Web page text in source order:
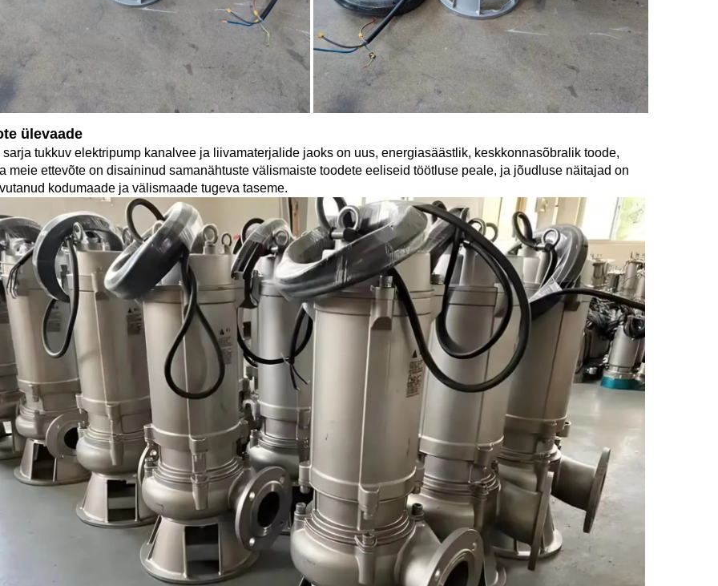
ülevaade
sarja tukkuv elektripump kanalvee ja liivamaterjalide jaoks on uus, energiasäästlik, keskkonnasõbralik toode,
meie ettevõte on disaininud samanähtuste välismaiste toodete eeliseid töötluse peale, ja jõudluse näitajad on
kodumaade ja välismaade tugeva taseme.